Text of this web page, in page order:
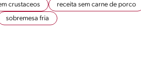
crustaceos
receita sem carne de porco
sobremesa fria